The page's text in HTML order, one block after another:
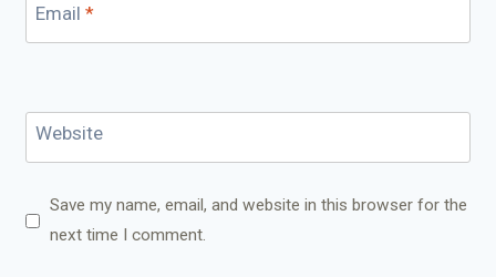
Email *
Website
Save my name, email, and website in this browser for the
next time I comment.